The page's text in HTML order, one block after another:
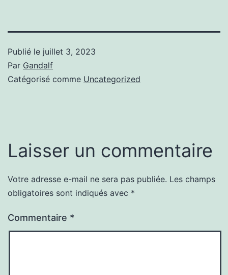
Publié le juillet 3, 2023
Par Gandalf
Catégorisé comme Uncategorized
Laisser un commentaire
Votre adresse e-mail ne sera pas publiée. Les champs
obligatoires sont indiqués avec *
Commentaire *